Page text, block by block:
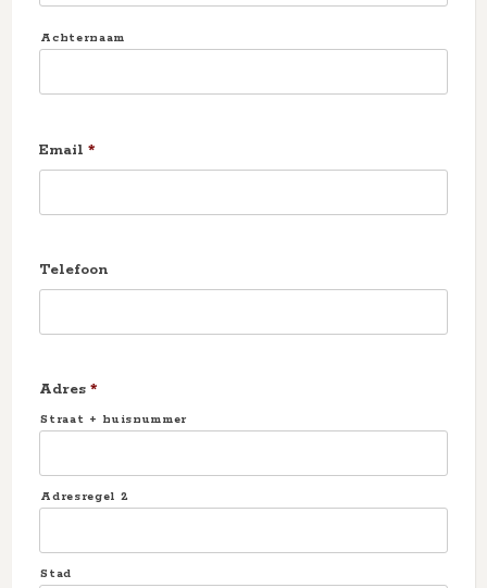
Achternaam
Email *
Telefoon
Adres *
Straat + huisnummer
Adresregel 2
Stad